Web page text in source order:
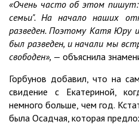
«Очень часто об этом пишут:
семьи". На начало наших
разведен. Поэтому Катя Юру
был разведен, и начали мы
свободен», — объяснила
Горбунов добавил, что на
свидение с Екатериной,
немного больше, чем год.
была Осадчая, которая